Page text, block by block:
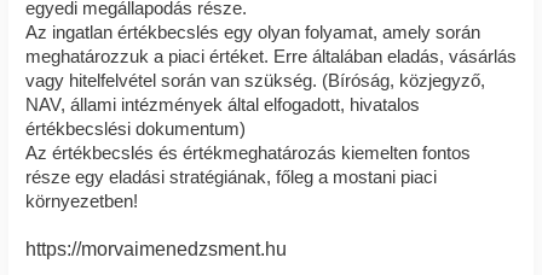
egyedi megállapodás része.
Az ingatlan értékbecslés egy olyan folyamat, amely során
meghatározzuk a piaci értéket. Erre általában eladás, vásárlás
vagy hitelfelvétel során van szükség. (Bíróság, közjegyző,
NAV, állami intézmények által elfogadott, hivatalos
értékbecslési dokumentum)
Az értékbecslés és értékmeghatározás kiemelten fontos
része egy eladási stratégiának, főleg a mostani piaci
környezetben!
https://morvaimenedzsment.hu